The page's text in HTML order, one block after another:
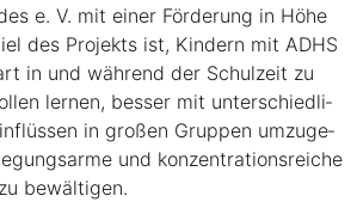
e. V. mit einer För­de­rung in Höhe
des Pro­jekts ist, Kin­dern mit ADHS
in und wäh­rend der Schul­zeit zu
ler­nen, bes­ser mit unter­schied­li­
in gro­ßen Grup­pen umzu­ge­
und kon­zen­tra­ti­ons­rei­che
bewältigen.